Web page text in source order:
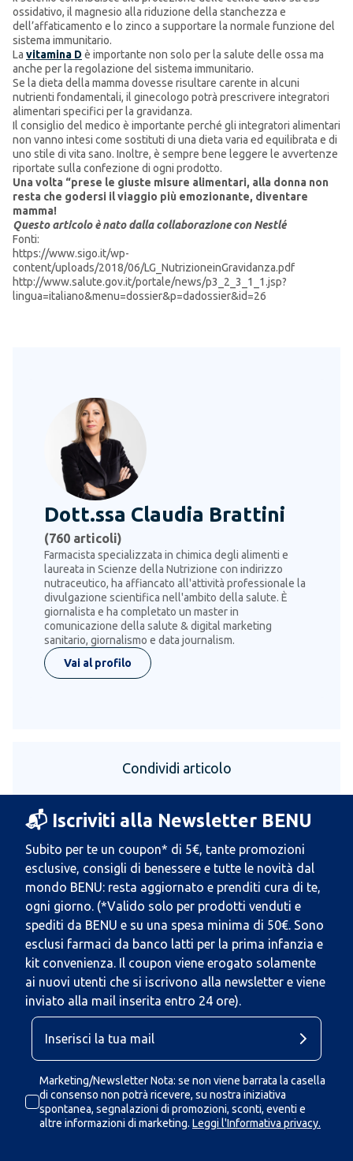
ossidativo, il magnesio alla riduzione della stanchezza e
dell’affaticamento e lo zinco a supportare la normale funzione del
sistema immunitario.
La vitamina D è importante non solo per la salute delle ossa ma
anche per la regolazione del sistema immunitario.
Se la dieta della mamma dovesse risultare carente in alcuni
nutrienti fondamentali, il ginecologo potrà prescrivere integratori
alimentari specifici per la gravidanza.
Il consiglio del medico è importante perché gli integratori alimentari
non vanno intesi come sostituti di una dieta varia ed equilibrata e di
uno stile di vita sano. Inoltre, è sempre bene leggere le avvertenze
riportate sulla confezione di ogni prodotto.
Una volta “prese le giuste misure alimentari, alla donna non
resta che godersi il viaggio più emozionante, diventare
mamma!
Questo articolo è nato dalla collaborazione con Nestlé
Fonti:
https://www.sigo.it/wp-
content/uploads/2018/06/LG_NutrizioneinGravidanza.pdf
http://www.salute.gov.it/portale/news/p3_2_3_1_1.jsp?
lingua=italiano&menu=dossier&p=dadossier&id=26
Dott.ssa Claudia Brattini
(760 articoli)
Farmacista specializzata in chimica degli alimenti e
laureata in Scienze della Nutrizione con indirizzo
nutraceutico, ha affiancato all'attività professionale la
divulgazione scientifica nell'ambito della salute. È
giornalista e ha completato un master in
comunicazione della salute & digital marketing
sanitario, giornalismo e data journalism.
Vai al profilo
Condividi articolo
📬 Iscriviti alla Newsletter BENU
Subito per te un coupon* di 5€, tante promozioni
esclusive, consigli di benessere e tutte le novità dal
mondo BENU: resta aggiornato e prenditi cura di te,
ogni giorno. (*Valido solo per prodotti venduti e
spediti da BENU e su una spesa minima di 50€. Sono
esclusi farmaci da banco latti per la prima infanzia e
kit convenienza. Il coupon viene erogato solamente
ai nuovi utenti che si iscrivono alla newsletter e viene
inviato alla mail inserita entro 24 ore).
Marketing/Newsletter Nota: se non viene barrata la casella
di consenso non potrà ricevere, su nostra iniziativa
spontanea, segnalazioni di promozioni, sconti, eventi e
altre informazioni di marketing. Leggi l'Informativa privacy.